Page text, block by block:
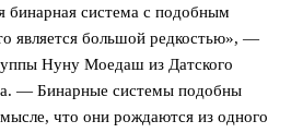
бинарная система с подобным
является большой редкостью», —
Нуну Моедаш из Датского
— Бинарные системы подобны
что они рождаются из одного